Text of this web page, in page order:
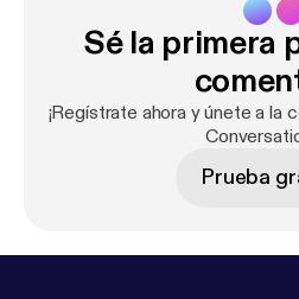
https://amzn.to/
acast.com/privacy [https://
privacy and opt-out
Sé la primera
¡Regístrate ahora y únete a la
Prueba